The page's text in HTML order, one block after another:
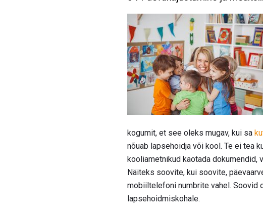
kogumit, et see oleks mugav, kui sa
nõuab lapsehoidja või kool. Te ei tea
kooliametnikud kaotada dokumendid,
Näiteks soovite, kui soovite,
mobiiltelefoni numbrite vahel. Soovid
lapsehoidmiskohale.